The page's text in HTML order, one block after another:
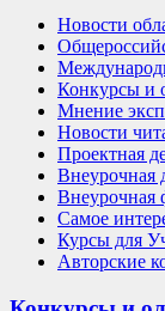
Новости
Конкурсы и
Мнение
Новости
Проектная
Внеурочная
Внеурочная
Самое
Курсы для
Авторские